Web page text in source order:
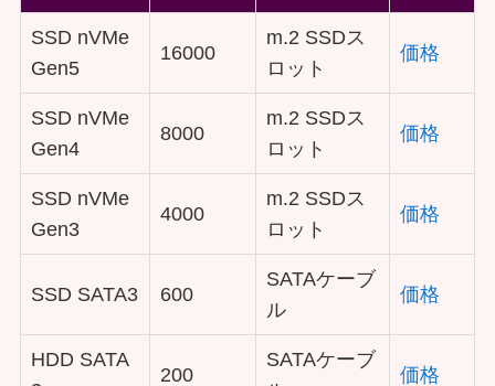
SSD nVMe
Gen5
16000
m.2 SSDス
ロット
価格
SSD nVMe
Gen4
8000
m.2 SSDス
ロット
価格
SSD nVMe
Gen3
4000
m.2 SSDス
ロット
価格
SSD SATA3 600
SATAケーブ
ル
価格
HDD SATA
200
SATAケーブ
価格